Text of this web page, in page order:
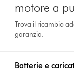
motore a
Trova il ricambio
garanzia.
Batterie e